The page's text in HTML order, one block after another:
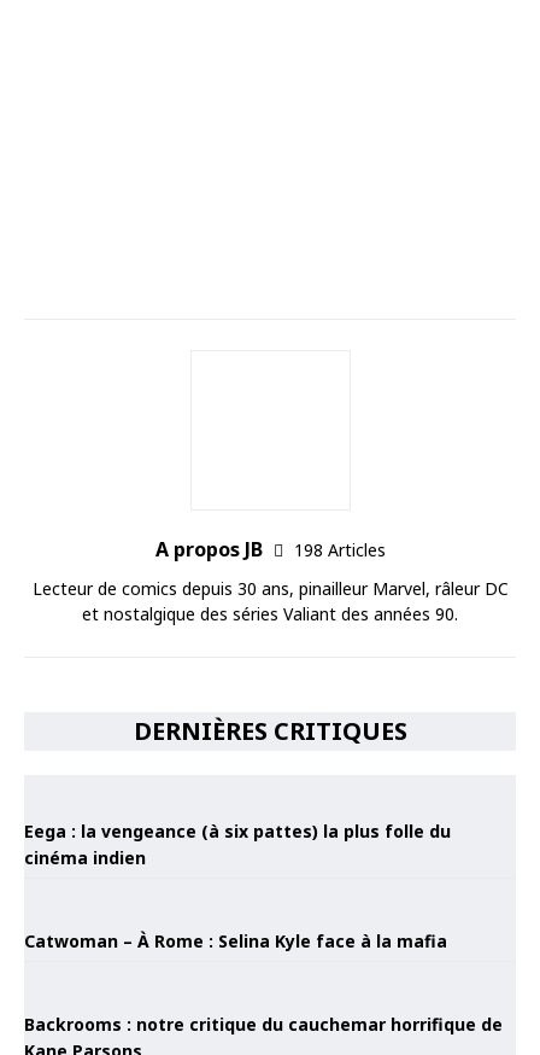
A propos JB
198 Articles
Lecteur de comics depuis 30 ans, pinailleur Marvel, râleur DC
et nostalgique des séries Valiant des années 90.
DERNIÈRES CRITIQUES
Eega : la vengeance (à six pattes) la plus folle du
cinéma indien
Catwoman – À Rome : Selina Kyle face à la mafia
Backrooms : notre critique du cauchemar horrifique de